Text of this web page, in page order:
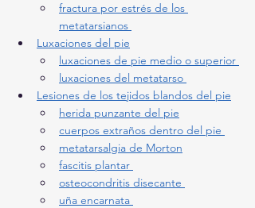
fractura por estrés de los
metatarsianos
Luxaciones del pie
luxaciones de pie medio o superior
luxaciones del metatarso
Lesiones de los tejidos blandos del pie
herida punzante del pie
cuerpos extraños dentro del pie
metatarsalgia de Morton
fascitis plantar
osteocondritis disecante
uña encarnata